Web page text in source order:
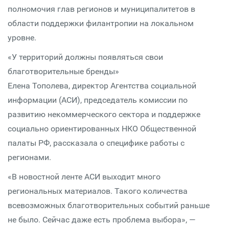
полномочия глав регионов и муниципалитетов в
области поддержки филантропии на локальном
уровне.
«У территорий должны появляться свои
благотворительные бренды»
Елена Тополева, директор Агентства социальной
информации (АСИ), председатель комиссии по
развитию некоммерческого сектора и поддержке
социально ориентированных НКО Общественной
палаты РФ, рассказала о специфике работы с
регионами.
«В новостной ленте АСИ выходит много
региональных материалов. Такого количества
всевозможных благотворительных событий раньше
не было. Сейчас даже есть проблема выбора», —